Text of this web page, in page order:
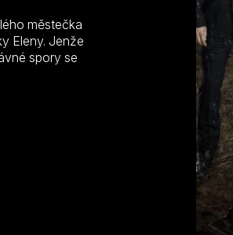
městečka
Eleny. Jenže
spory se